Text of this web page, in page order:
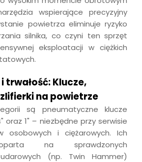
wspierające precyzyjny
powietrza eliminuje ryzyko
silnika, co czyni ten sprzęt
eksploatacji w ciężkich
trwałość: Klucze,
na powietrze
są pneumatyczne klucze
oraz 1" – niezbędne przy serwisie
osobowych i ciężarowych. Ich
na sprawdzonych
(np. Twin Hammer)